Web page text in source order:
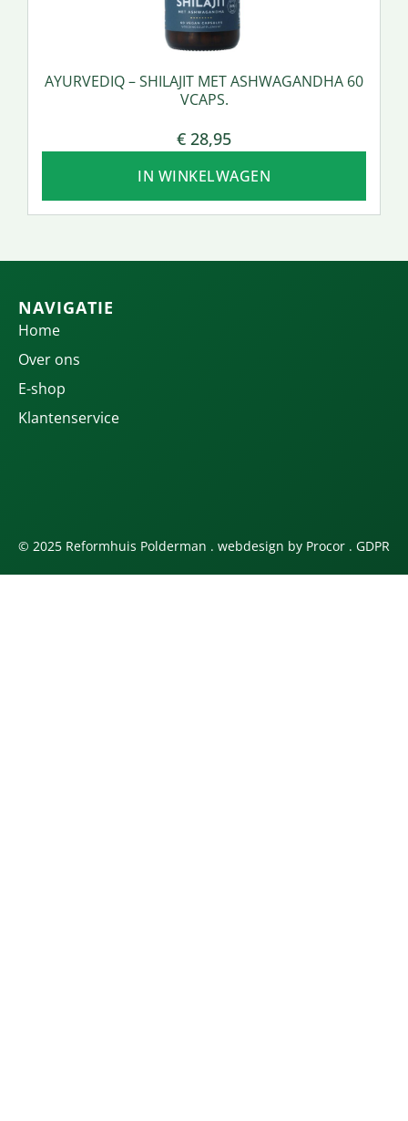
AYURVEDIQ – SHILAJIT MET ASHWAGANDHA 60
VCAPS.
€ 28,95
IN WINKELWAGEN
NAVIGATIE
Home
Over ons
E-shop
Klantenservice
© 2025 Reformhuis Polderman . webdesign by Procor . GDPR